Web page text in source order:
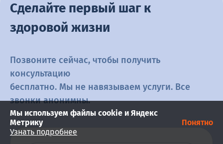
Сделайте первый шаг к
здоровой жизни
Позвоните сейчас, чтобы получить
консультацию
бесплатно. Мы не навязываем услуги. Все
звонки анонимны.
Мы используем файлы cookie и Яндекс
Метрику
Узнать подробнее
Понятно